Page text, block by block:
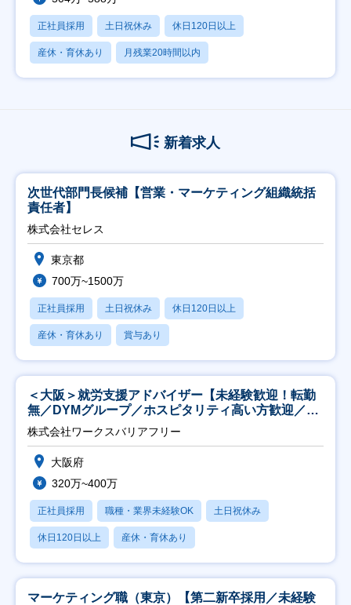
正社員採用 土日祝休み 休日120日以上
産休・育休あり 月残業20時間以内
新着求人
次世代部門長候補【営業・マーケティング組織統括
責任者】
株式会社セレス
東京都
700万~1500万
正社員採用 土日祝休み 休日120日以上
産休・育休あり 賞与あり
＜大阪＞就労支援アドバイザー【未経験歓迎！転勤
無／DYMグループ／ホスピタリティ高い方歓迎／土
日祝】
株式会社ワークスバリアフリー
大阪府
320万~400万
正社員採用 職種・業界未経験OK 土日祝休み
休日120日以上 産休・育休あり
マーケティング職（東京）【第二新卒採用／未経験